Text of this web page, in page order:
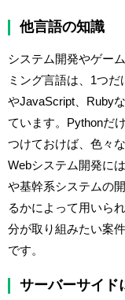
他言語の知識
システム開発やゲー
ミング言語は、1つ
やJavaScript、Ruby
ています。Pythonだ
つけておけば、色々
Webシステム開発に
や基幹系システムの
るかによって用いら
分が取り組みたい案
です。
サーバーサイド